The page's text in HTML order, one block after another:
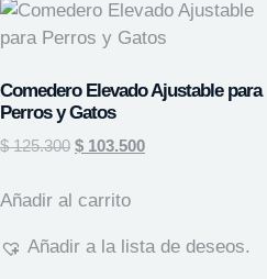
Comedero Elevado Ajustable para
Perros y Gatos
$125.300 $ 103.500
Añadir al carrito
Añadir a la lista de deseos.